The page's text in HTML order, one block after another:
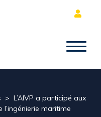
> L’AIVP a participé aux
maritime